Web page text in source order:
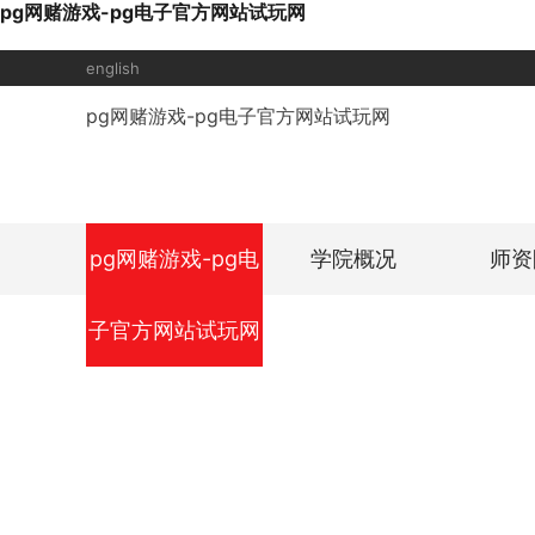
pg网赌游戏-pg电子官方网站试玩网
english
pg网赌游戏-pg电子官方网站试玩网
pg网赌游戏-pg电
子官方网站试玩网
学院概况 师